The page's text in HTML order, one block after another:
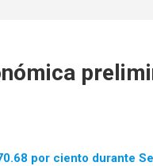
por ciento durante